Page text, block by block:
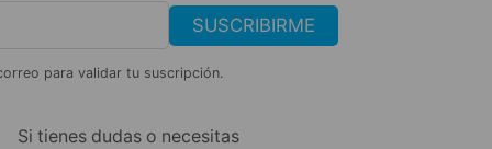
SUSCRIBIRME
para validar tu suscripción.
Si tienes dudas o necesitas